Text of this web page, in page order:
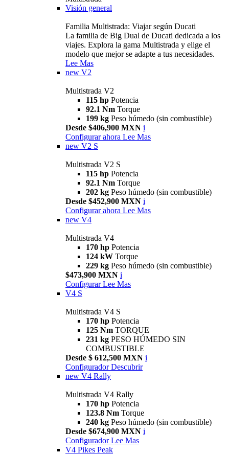
Visión general
Familia Multistrada: Viajar según Ducati
La familia de Big Dual de Ducati dedicada a los
viajes. Explora la gama Multistrada y elige el
modelo que mejor se adapte a tus necesidades.
Lee Mas
new V2
Multistrada V2
115 hp Potencia
92.1 Nm Torque
199 kg Peso húmedo (sin combustible)
Desde $406,900 MXN i
Configurar ahora Lee Mas
new V2 S
Multistrada V2 S
115 hp Potencia
92.1 Nm Torque
202 kg Peso húmedo (sin combustible)
Desde $452,900 MXN i
Configurar ahora Lee Mas
new V4
Multistrada V4
170 hp Potencia
124 kW Torque
229 kg Peso húmedo (sin combustible)
$473,900 MXN i
Configurar Lee Mas
V4 S
Multistrada V4 S
170 hp Potencia
125 Nm TORQUE
231 kg PESO HÚMEDO SIN
COMBUSTIBLE
Desde $ 612,500 MXN i
Configurador Descubrir
new V4 Rally
Multistrada V4 Rally
170 hp Potencia
123.8 Nm Torque
240 kg Peso húmedo (sin combustible)
Desde $674,900 MXN i
Configurador Lee Mas
V4 Pikes Peak